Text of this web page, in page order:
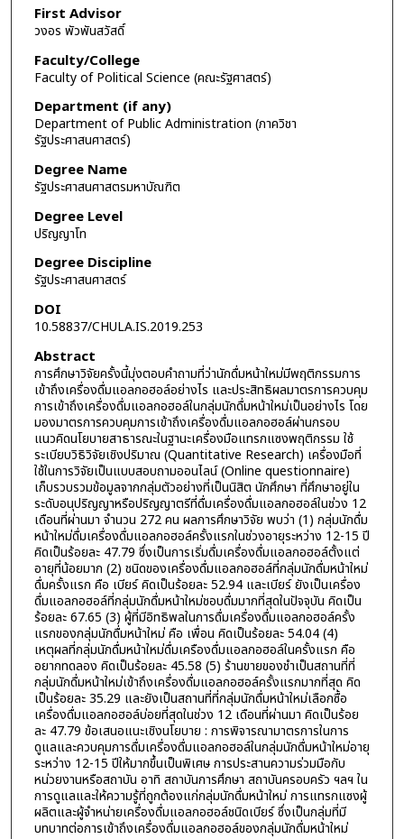
First Advisor
วงอร พัวพันสวัสดิ์
Faculty/College
Faculty of Political Science (คณะรัฐศาสตร์)
Department (if any)
Department of Public Administration (ภาควิชา
รัฐประศาสนศาสตร์)
Degree Name
รัฐประศาสนศาสตรมหาบัณฑิต
Degree Level
ปริญญาโท
Degree Discipline
รัฐประศาสนศาสตร์
DOI
10.58837/CHULA.IS.2019.253
Abstract
การศึกษาวิจัยครั้งนี้มุ่งตอบคำถามที่ว่านักดื่มหน้าใหม่มีพฤติกรรมการ
เข้าถึงเครื่องดื่มแอลกอฮอล์อย่างไร และประสิทธิผลมาตรการควบคุม
การเข้าถึงเครื่องดื่มแอลกอฮอล์ในกลุ่มนักดื่มหน้าใหม่เป็นอย่างไร โดย
มองมาตรการควบคุมการเข้าถึงเครื่องดื่มแอลกอฮอล์ผ่านกรอบ
แนวคิดนโยบายสาธารณะในฐานะเครื่องมือแทรกแซงพฤติกรรม ใช้
ระเบียบวิธิวิจัยเชิงปริมาณ (Quantitative Research) เครื่องมือที่
ใช้ในการวิจัยเป็นแบบสอบถามออนไลน์ (Online questionnaire)
เก็บรวบรวมข้อมูลจากกลุ่มตัวอย่างที่เป็นนิสิต นักศึกษา ที่ศึกษาอยู่ใน
ระดับอนุปริญญาหรือปริญญาตรีที่ดื่มเครื่องดื่มแอลกอฮอล์ในช่วง 12
เดือนที่ผ่านมา จำนวน 272 คน ผลการศึกษาวิจัย พบว่า (1) กลุ่มนักดื่ม
หน้าใหม่ดื่มเครื่องดื่มแอลกอฮอล์ครั้งแรกในช่วงอายุระหว่าง 12-15 ปี
คิดเป็นร้อยละ 47.79 ซึ่งเป็นการเริ่มดื่มเครื่องดื่มแอลกอฮอล์ตั้งแต่
อายุที่น้อยมาก (2) ชนิดของเครื่องดื่มแอลกอฮอล์ที่กลุ่มนักดื่มหน้าใหม่
ดื่มครั้งแรก คือ เบียร์ คิดเป็นร้อยละ 52.94 และเบียร์ ยังเป็นเครื่อง
ดื่มแอลกอฮอล์ที่กลุ่มนักดื่มหน้าใหม่ชอบดื่มมากที่สุดในปัจจุบัน คิดเป็น
ร้อยละ 67.65 (3) ผู้ที่มีอิทธิพลในการดื่มเครื่องดื่มแอลกอฮอล์ครั้ง
แรกของกลุ่มนักดื่มหน้าใหม่ คือ เพื่อน คิดเป็นร้อยละ 54.04 (4)
เหตุผลที่กลุ่มนักดื่มหน้าใหม่ดื่มเครืองดื่มแอลกอฮอล์ในครั้งแรก คือ
อยากทดลอง คิดเป็นร้อยละ 45.58 (5) ร้านขายของชำเป็นสถานที่ที่
กลุ่มนักดื่มหน้าใหม่เข้าถึงเครื่องดื่มแอลกอฮอล์ครั้งแรกมากที่สุด คิด
เป็นร้อยละ 35.29 และยังเป็นสถานที่ที่กลุ่มนักดื่มหน้าใหม่เลือกซื้อ
เครื่องดื่มแอลกอฮอล์บ่อยที่สุดในช่วง 12 เดือนที่ผ่านมา คิดเป็นร้อย
ละ 47.79 ข้อเสนอแนะเชิงนโยบาย : การพิจารณามาตรการในการ
ดูแลและควบคุมการดื่มเครื่องดื่มแอลกอฮอล์ในกลุ่มนักดื่มหน้าใหม่อายุ
ระหว่าง 12-15 ปีให้มากขึ้นเป็นพิเศษ การประสานความร่วมมือกับ
หน่วยงานหรือสถาบัน อาทิ สถาบันการศึกษา สถาบันครอบครัว ฯลฯ ใน
การดูแลและให้ความรู้ที่ถูกต้องแก่กลุ่มนักดื่มหน้าใหม่ การแทรกแซงผู้
ผลิตและผู้จำหน่ายเครื่องดื่มแอลกอฮอล์ชนิดเบียร์ ซึ่งเป็นกลุ่มที่มี
บทบาทต่อการเข้าถึงเครื่องดื่มแอลกอฮอล์ของกลุ่มนักดื่มหน้าใหม่